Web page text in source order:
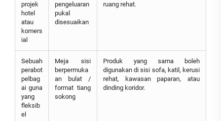
projek
hotel
atau
komers
ial
pengeluaran
pukal
disesuaikan
ruang rehat.
Sebuah
perabot
pelbag
ai guna
yang
fleksib
el
Meja sisi
berpermuka
an bulat /
format tiang
sokong
Produk yang sama boleh
digunakan di sisi sofa, katil, kerusi
rehat, kawasan paparan, atau
dinding koridor.